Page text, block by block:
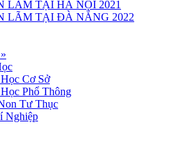
LÃM TẠI HÀ NỘI 2021
LÃM TẠI ĐÀ NẴNG 2022
»
Cơ Sở
Phổ Thông
Tư Thục
Nghiệp